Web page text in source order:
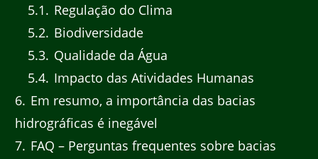
5.1
Regulação do Clima
5.2 Biodiversidade
5.3 Qualidade da Água
5.4 Impacto das Atividades Humanas
6 Em resumo, a importância das bacias
hidrográficas é inegável
7 FAQ – Perguntas frequentes sobre bacias